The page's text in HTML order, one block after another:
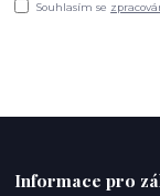
Souhlasím se
Informace pro